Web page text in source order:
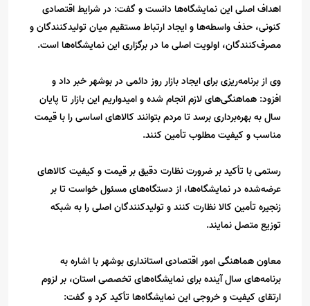
اهداف اصلی این نمایشگاه‌ها دانست و گفت: در شرایط اقتصادی
کنونی، حذف واسطه‌ها و ایجاد ارتباط مستقیم میان تولیدکنندگان و
مصرف‌کنندگان، اولویت اصلی ما در برگزاری این نمایشگاه‌ها است.
وی از برنامه‌ریزی برای ایجاد بازار روز دائمی در بوشهر خبر داد و
افزود: هماهنگی‌های لازم انجام شده و امیدواریم این بازار تا پایان
سال به بهره‌برداری برسد تا مردم بتوانند کالاهای اساسی را با قیمت
مناسب و کیفیت مطلوب تأمین کنند.
رستمی با تأکید بر ضرورت نظارت دقیق بر قیمت و کیفیت کالاهای
عرضه‌شده در نمایشگاه‌ها، از دستگاه‌های مسئول خواست تا بر
زنجیره تأمین کالا نظارت کنند و تولیدکنندگان اصلی را به شبکه
توزیع متصل نمایند.
معاون هماهنگی امور اقتصادی استانداری بوشهر با اشاره به
برنامه‌های سال آینده برای نمایشگاه‌های تخصصی استان، بر لزوم
ارتقای کیفیت و خروجی این نمایشگاه‌ها تأکید کرد و گفت: